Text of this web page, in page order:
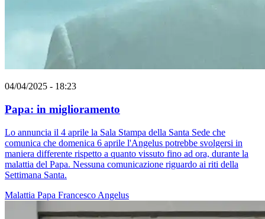
04/04/2025 - 18:23
Papa: in miglioramento
Lo annuncia il 4 aprile la Sala Stampa della Santa Sede che
comunica che domenica 6 aprile l'Angelus potrebbe svolgersi in
maniera differente rispetto a quanto vissuto fino ad ora, durante la
malattia del Papa. Nessuna comunicazione riguardo ai riti della
Settimana Santa.
Malattia Papa Francesco Angelus